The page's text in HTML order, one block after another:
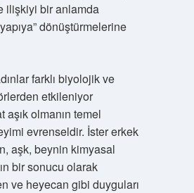
ilişkiyi bir anlamda
dönüştürmelerine
farklı biyolojik ve
etkileniyor
aşık olmanın temel
evrenseldir. İster erkek
aşk, beynin kimyasal
bir sonucu olarak
ve heyecan gibi duyguları